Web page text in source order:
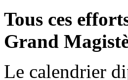
Tous ces
Grand
Le calendrier